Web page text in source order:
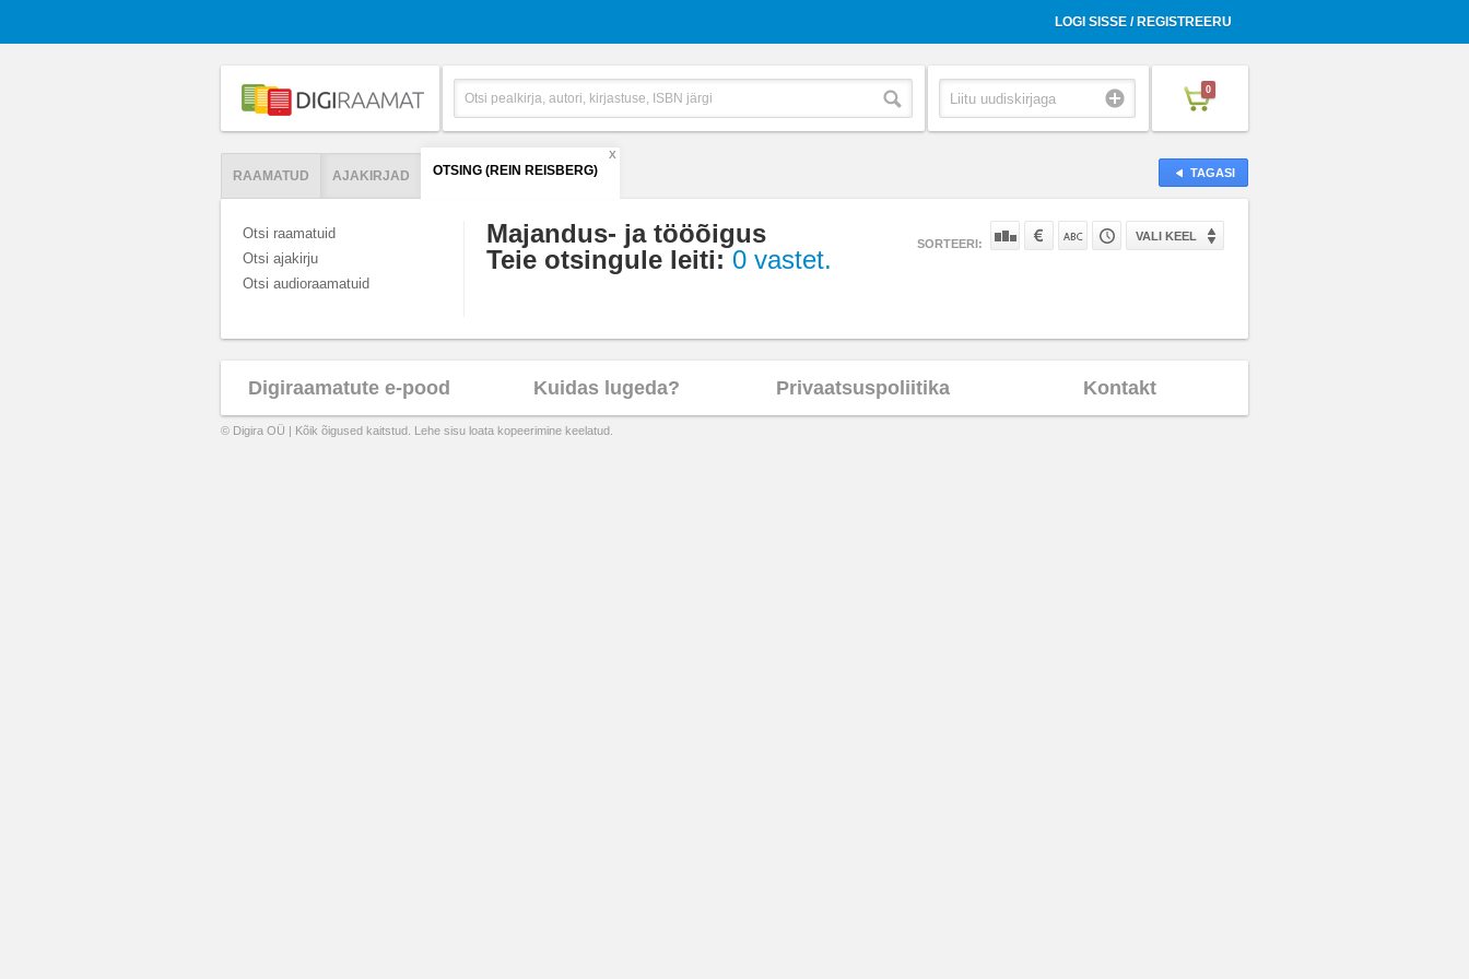
LOGI SISSE / REGISTREERU
0
TAGASI
RAAMATUD AJAKIRJAD OTSING (REIN REISBERG)
X
Otsi raamatuid
Otsi ajakirju
Otsi audioraamatuid
Majandus- ja tööõigus
Teie otsingule leiti: 0 vastet.
SORTEERI:
VALI KEEL
Digiraamatute e-pood Kuidas lugeda? Privaatsuspoliitika Kontakt
© Digira OÜ | Kõik õigused kaitstud. Lehe sisu loata kopeerimine keelatud.